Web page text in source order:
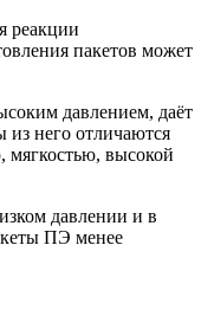
реакции
пакетов может
давлением, даёт
из него отличаются
мягкостью, высокой
давлении и в
ПЭ менее